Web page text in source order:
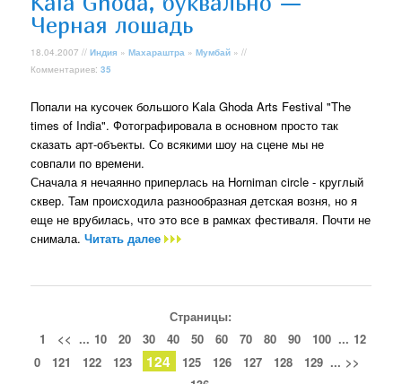
Черная лошадь
18.04.2007 //Индия »Махараштра »Мумбай » //
Комментариев:35
Попали на кусочек большого Kala Ghoda Arts Festival "The
times of India". Фотографировала в основном просто так
сказать арт-объекты. Со всякими шоу на сцене мы не
совпали по времени.
Сначала я нечаянно приперлась на Horniman circle - круглый
сквер. Там происходила разнообразная детская возня, но я
еще не врубилась, что это все в рамках фестиваля. Почти не
снимала.Читать далее
Страницы:
1
<< ... 10 20 30 40 50 60 70 80 90 100 ... 12
0
121 122 123 124 125 126 127 128 129 ... >>